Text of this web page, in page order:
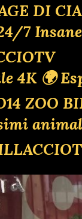
DI
7
4K 🌍
ZOO